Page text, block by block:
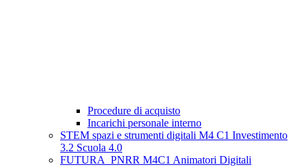
Procedure di acquisto
Incarichi personale interno
STEM spazi e strumenti digitali M4 C1 Investimento
3.2 Scuola 4.0
FUTURA_PNRR M4C1 Animatori Digitali